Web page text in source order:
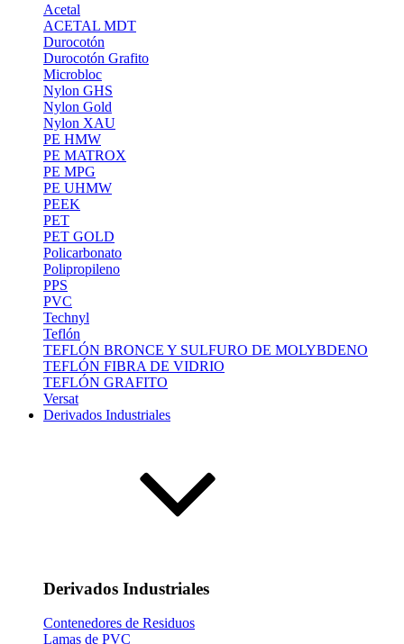
Acetal
ACETAL MDT
Durocotón
Durocotón Grafito
Microbloc
Nylon GHS
Nylon Gold
Nylon XAU
PE HMW
PE MATROX
PE MPG
PE UHMW
PEEK
PET
PET GOLD
Policarbonato
Polipropileno
PPS
PVC
Technyl
Teflón
TEFLÓN BRONCE Y SULFURO DE MOLYBDENO
TEFLÓN FIBRA DE VIDRIO
TEFLÓN GRAFITO
Versat
Derivados Industriales
Derivados Industriales
Contenedores de Residuos
Lamas de PVC